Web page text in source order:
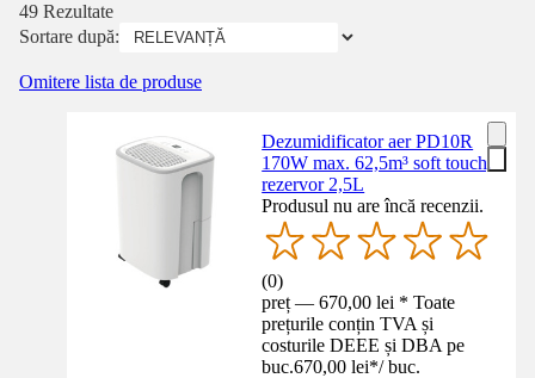
49 Rezultate
Sortare după:
Omitere lista de produse
Dezumidificator aer PD10R
170W max. 62,5m³ soft touch,
rezervor 2,5L
Produsul nu are încă recenzii.
(0)
preț — 670,00 lei * Toate
prețurile conțin TVA și
costurile DEEE și DBA pe
buc.670,00 lei*/ buc.